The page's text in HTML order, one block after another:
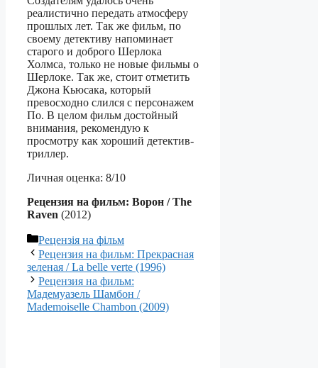
реалистично передать атмосферу
прошлых лет. Так же фильм, по
своему детективу напоминает
старого и доброго Шерлока
Холмса, только не новые фильмы о
Шерлоке. Так же, стоит отметить
Джона Кьюсака, который
превосходно слился с персонажем
По. В целом фильм достойный
внимания, рекомендую к
просмотру как хороший детектив-
триллер.
Личная оценка: 8/10
Рецензия на фильм: Ворон / The
Raven (2012)
Категорії
Рецензія на фільм
Рецензия на фильм: Прекрасная
зеленая / La belle verte (1996)
Рецензия на фильм:
Мадемуазель Шамбон /
Mademoiselle Chambon (2009)